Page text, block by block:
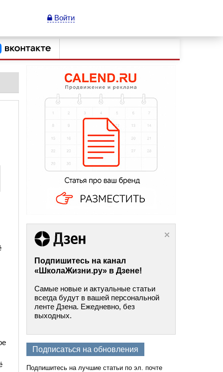
Войти
Подпишитесь на канал
«ШколаЖизни.ру» в Дзене!
Самые новые и актуальные статьи
всегда будут в вашей персональной
ленте Дзена. Ежедневно, без
выходных.
Подписаться на обновления
Подпишитесь на лучшие статьи по эл. почте